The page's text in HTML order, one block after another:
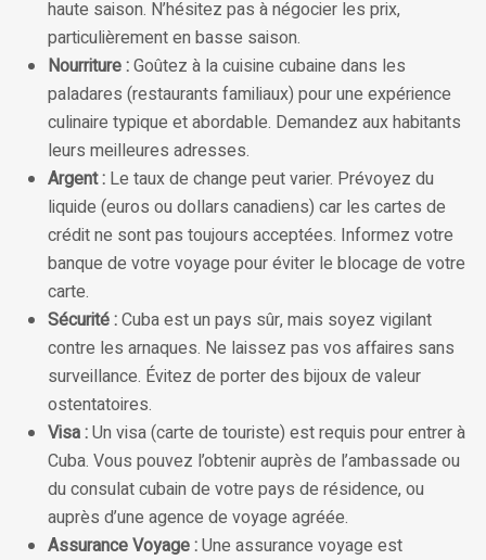
haute saison. N’hésitez pas à négocier les prix,
particulièrement en basse saison.
Nourriture :Goûtez à la cuisine cubaine dans les
paladares (restaurants familiaux) pour une expérience
culinaire typique et abordable. Demandez aux habitants
leurs meilleures adresses.
Argent : Le taux de change peut varier. Prévoyez du
liquide (euros ou dollars canadiens) car les cartes de
crédit ne sont pas toujours acceptées. Informez votre
banque de votre voyage pour éviter le blocage de votre
carte.
Sécurité :Cuba est un pays sûr, mais soyez vigilant
contre les arnaques. Ne laissez pas vos affaires sans
surveillance. Évitez de porter des bijoux de valeur
ostentatoires.
Visa :Un visa (carte de touriste) est requis pour entrer à
Cuba. Vous pouvez l’obtenir auprès de l’ambassade ou
du consulat cubain de votre pays de résidence, ou
auprès d’une agence de voyage agréée.
Assurance Voyage :Une assurance voyage est